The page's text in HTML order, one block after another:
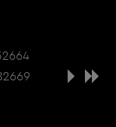
media
2664
2669